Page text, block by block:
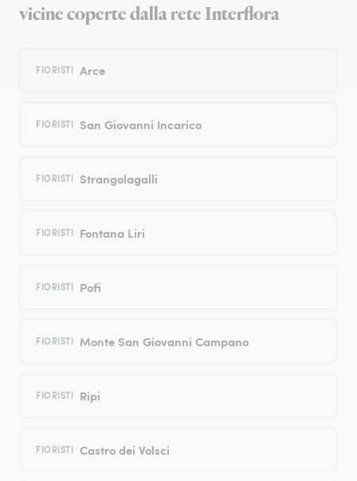
vicine coperte dalla rete Interflora
FIORISTI Arce
FIORISTI San Giovanni Incarico
FIORISTI Strangolagalli
FIORISTI Fontana Liri
FIORISTI Pofi
FIORISTI Monte San Giovanni Campano
FIORISTI Ripi
FIORISTI Castro dei Volsci